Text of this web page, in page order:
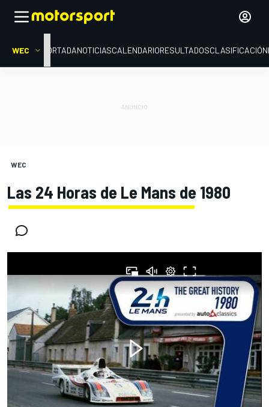
WEC PORTADANOTICIASCALENDARIORESULTADOSCLASIFICACIÓN
WEC
Las 24 Horas de Le Mans de 1980